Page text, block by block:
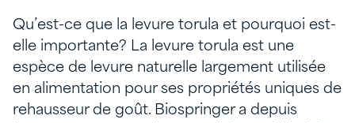
Qu’est-ce que la levure torula et pourquoi est-
elle importante? La levure torula est une
espèce de levure naturelle largement utilisée
en alimentation pour ses propriétés uniques de
rehausseur de goût. Biospringer a depuis